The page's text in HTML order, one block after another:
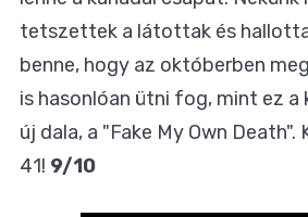
tetszettek a látottak és
benne, hogy az októberben
is hasonlóan ütni fog, mint ez a
új dala, a "Fake My Own Death".
41! 9/10